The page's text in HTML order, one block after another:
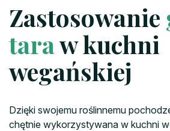
Zastosowanie
taraw kuchni
wegańskiej
Dzięki swojemu roślinnemu
chętnie wykorzystywana w kuchni